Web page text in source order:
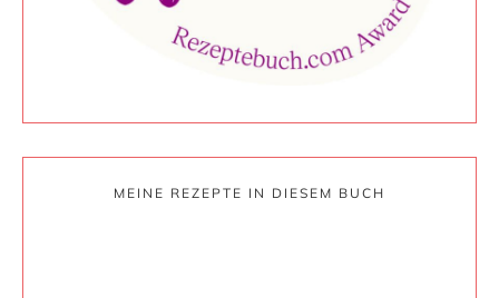
MEINE REZEPTE IN DIESEM BUCH